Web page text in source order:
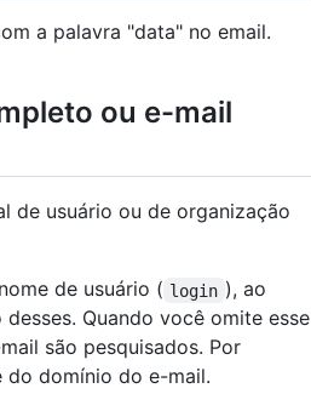
a palavra "data" no email.
ou e-mail
de usuário ou de organização
de usuário ( login ), ao
Quando você omite esse
são pesquisados. Por
do domínio do e-mail.